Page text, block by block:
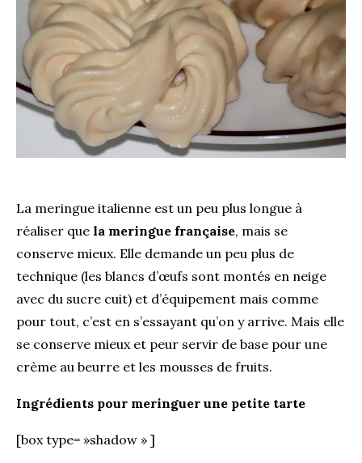
La meringue italienne est un peu plus longue à
réaliser que la meringue française, mais se
conserve mieux. Elle demande un peu plus de
technique (les blancs d’œufs sont montés en neige
avec du sucre cuit) et d’équipement mais comme
pour tout, c’est en s’essayant qu’on y arrive. Mais elle
se conserve mieux et peur servir de base pour une
crème au beurre et les mousses de fruits.
Ingrédients pour meringuer une petite tarte
[box type= »shadow » ]